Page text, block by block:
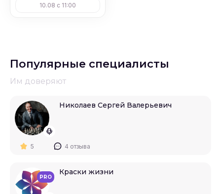
10.08 с 11:00
Популярные специалисты
Им доверяют
Николаев Сергей Валерьевич
5 4 отзыва
PRO
Краски жизни